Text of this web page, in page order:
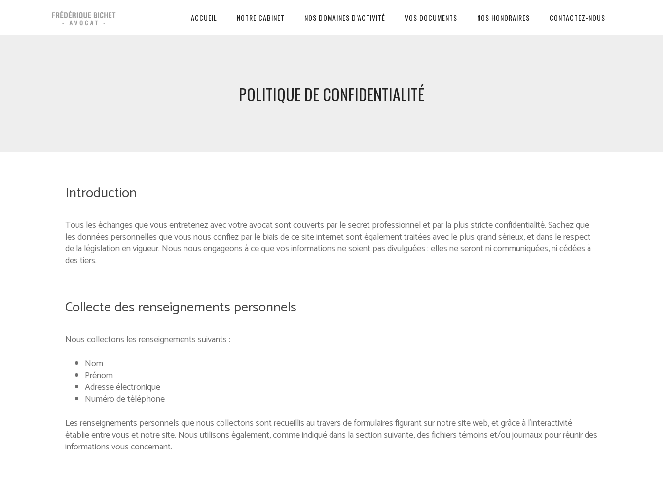
ACCUEIL NOTRE CABINET NOS DOMAINES D’ACTIVITÉ VOS DOCUMENTS NOS HONORAIRES CONTACTEZ-NOUS
POLITIQUE DE CONFIDENTIALITÉ
Introduction
Tous les échanges que vous entretenez avec votre avocat sont couverts par le secret professionnel et par la plus stricte confidentialité. Sachez que
les données personnelles que vous nous confiez par le biais de ce site internet sont également traitées avec le plus grand sérieux, et dans le respect
de la législation en vigueur. Nous nous engageons à ce que vos informations ne soient pas divulguées : elles ne seront ni communiquées, ni cédées à
des tiers.
Collecte des renseignements personnels
Nous collectons les renseignements suivants :
Nom
Prénom
Adresse électronique
Numéro de téléphone
Les renseignements personnels que nous collectons sont recueillis au travers de formulaires figurant sur notre site web, et grâce à l’interactivité
établie entre vous et notre site. Nous utilisons également, comme indiqué dans la section suivante, des fichiers témoins et/ou journaux pour réunir des
informations vous concernant.